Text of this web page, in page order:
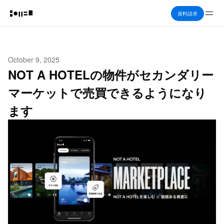
資料請求
October 9, 2025
NOT A HOTELの物件がセカンダリー
マーケットで売買できるようになり
ます